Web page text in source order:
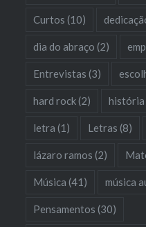
Curtos (10)
dia do abraço (2)
Entrevistas (3)
hard rock(2) história
letra (1) Letras (8)
lázaro ramos (2)
Música (41) música
Pensamentos (30)